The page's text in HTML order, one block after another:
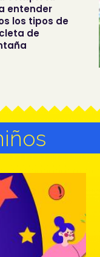
entender
los tipos de
de